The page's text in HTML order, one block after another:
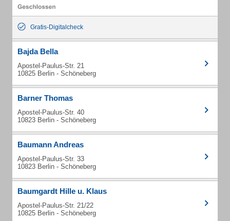
Gratis-Digitalcheck
Bajda Bella
Apostel-Paulus-Str. 21
10825 Berlin - Schöneberg
Barner Thomas
Apostel-Paulus-Str. 40
10823 Berlin - Schöneberg
Baumann Andreas
Apostel-Paulus-Str. 33
10823 Berlin - Schöneberg
Baumgardt Hille u. Klaus
Apostel-Paulus-Str. 21/22
10825 Berlin - Schöneberg